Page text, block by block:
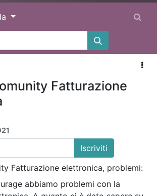
Fatturazione
Iscriviti
Fatturazione elettronica, problemi:
abbiamo problemi con la